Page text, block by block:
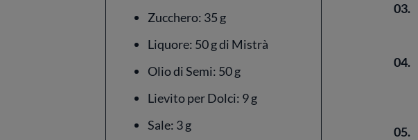
Zucchero: 35 g
Liquore: 50 g di Mistrà
Olio di Semi: 50 g
Lievito per Dolci: 9 g
Sale: 3 g
03.
04.
05.